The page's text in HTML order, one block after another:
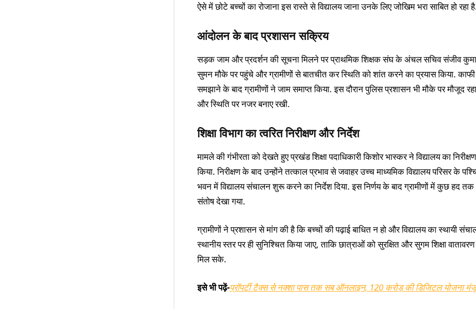
ऐसे में छोटे बच्चों का रोजाना इस रास्ते से विद्यालय जाना उनके लिए जोखिम भरा साबित हो रहा
आंदोलन के बाद प्रशासन सक्रिय
सड़क जाम और प्रदर्शन की सूचना मिलने पर प्राथमिक शिक्षक संघ के अंचल सचिव संजीव
सुमन मौके पर पहुंचे और ग्रामीणों से बातचीत कर स्थिति को शांत करने का प्रयास किया. काफी
समझाने के बाद ग्रामीणों ने जाम समाप्त किया. इस दौरान पुलिस प्रशासन भी मौके पर मौजूद रहा
और स्थिति पर नजर बनाए रखी.
शिक्षा विभाग का त्वरित निरीक्षण और निर्देश
मामले की गंभीरता को देखते हुए प्रखंड शिक्षा पदाधिकारी किशोर भास्कर ने विद्यालय का निरीक्षण
किया. निरीक्षण के बाद उन्होंने तत्काल प्रभाव से जवाहर उच्च माध्यमिक विद्यालय परिसर के
भवन में विद्यालय संचालन शुरू करने का निर्देश दिया. इस निर्णय के बाद ग्रामीणों में कुछ हद तक
संतोष देखा गया.
ग्रामीणों ने प्रशासन से मांग की है कि बच्चों की पढ़ाई बाधित न हो और विद्यालय का स्थायी
स्थानीय स्तर पर ही सुनिश्चित किया जाए, ताकि छात्राओं को सुरक्षित और सुगम शिक्षा वातावरण
मिल सके.
इसे भी पढ़ें-प्रॉपर्टी टैक्स से नक्शा पास तक सब ऑनलाइन, 120 करोड़ की डिजिटल योजना